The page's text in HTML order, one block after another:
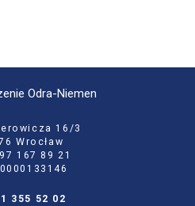
Odra-Niemen
16/3
Wrocław
167 89 21
355 52 02